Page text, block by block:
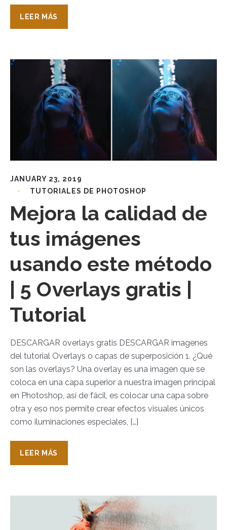
LEER MÁS
JANUARY 23, 2019
TUTORIALES DE PHOTOSHOP
Mejora la calidad de
tus imágenes
usando este método
| 5 Overlays gratis |
Tutorial
DESCARGAR overlays gratis DESCARGAR imagenes
del tutorial Overlays o capas de superposición 1. ¿Qué
son las overlays? Una overlay es una imagen que se
coloca en una capa superior a nuestra imagen principal
en Photoshop, así de fácil, es colocar una capa sobre
otra y eso nos permite crear efectos visuales únicos
como iluminaciones especiales, […]
LEER MÁS